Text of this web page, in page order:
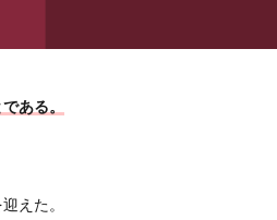
ある。
えた。